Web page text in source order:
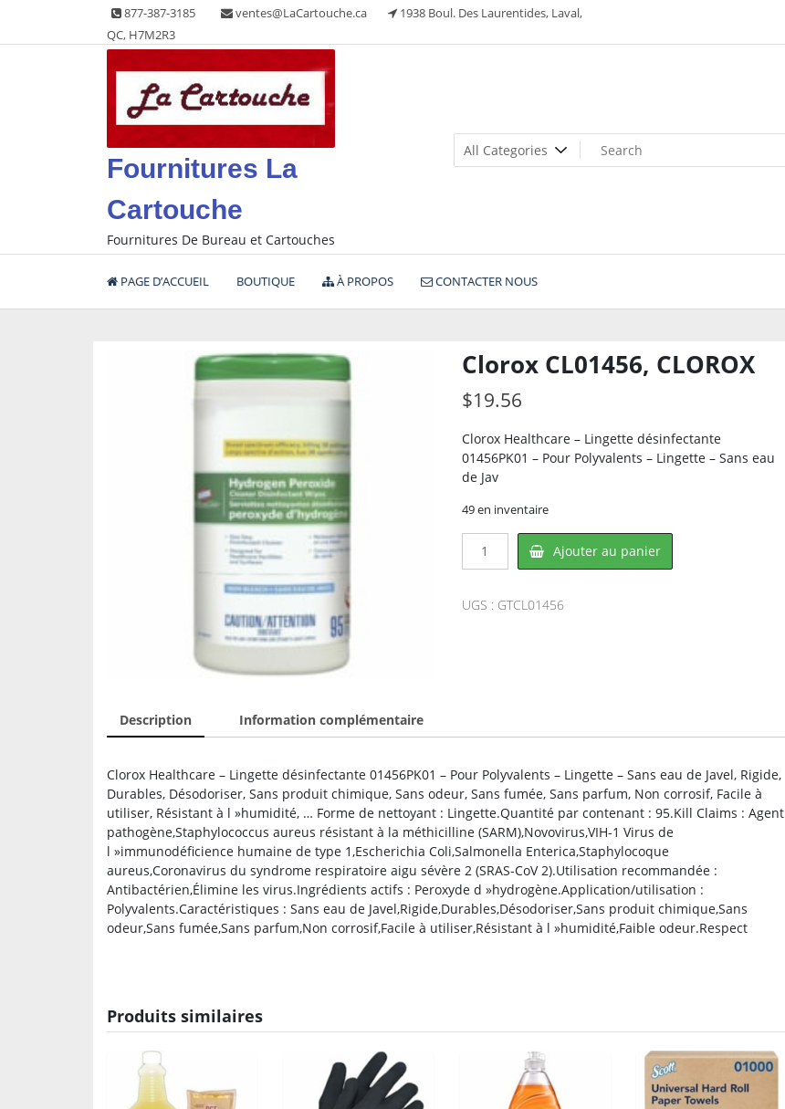
content
877-387-3185 ventes@LaCartouche.ca
1938 Boul. Des Laurentides, Laval,
QC, H7M2R3
Fournitures La
Cartouche
Fournitures De Bureau et Cartouches
PAGE D’ACCUEIL BOUTIQUE À PROPOS CONTACTER NOUS
Clorox CL01456, CLOROX
$19.56
Clorox Healthcare – Lingette désinfectante
01456PK01 – Pour Polyvalents – Lingette – Sans eau
de Jav
49 en inventaire
CL01456,
Ajouter au panier
UGS : GTCL01456
Description Information complémentaire
Clorox Healthcare – Lingette désinfectante 01456PK01 – Pour Polyvalents – Lingette – Sans eau de Javel, Rigide,
Durables, Désodoriser, Sans produit chimique, Sans odeur, Sans fumée, Sans parfum, Non corrosif, Facile à
utiliser, Résistant à l »humidité, … Forme de nettoyant : Lingette.Quantité par contenant : 95.Kill Claims : Agent
pathogène,Staphylococcus aureus résistant à la méthicilline (SARM),Novovirus,VIH-1 Virus de
l »immunodéficience humaine de type 1,Escherichia Coli,Salmonella Enterica,Staphylocoque
aureus,Coronavirus du syndrome respiratoire aigu sévère 2 (SRAS-CoV 2).Utilisation recommandée :
Antibactérien,Élimine les virus.Ingrédients actifs : Peroxyde d »hydrogène.Application/utilisation :
Polyvalents.Caractéristiques : Sans eau de Javel,Rigide,Durables,Désodoriser,Sans produit chimique,Sans
odeur,Sans fumée,Sans parfum,Non corrosif,Facile à utiliser,Résistant à l »humidité,Faible odeur.Respect
Produits similaires